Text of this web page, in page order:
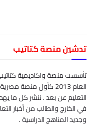
تدشين منصة كتاتيب
تأسست منصة واكاديمية
العام 2013 كأول منصة
التعليم عن بعد . ننشر كل ما
في الخارج والطالب من أخبار
وجديد المناهج الدراسية .